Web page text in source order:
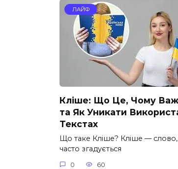
ЛАЙФ
Кліше: Що Це, Чому
та Як Уникати
Текстах
Що таке Кліше? Кліше — слово,
часто згадується
0 60